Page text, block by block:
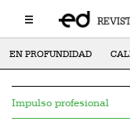
EN PROFUNDIDAD
Impulso profesional